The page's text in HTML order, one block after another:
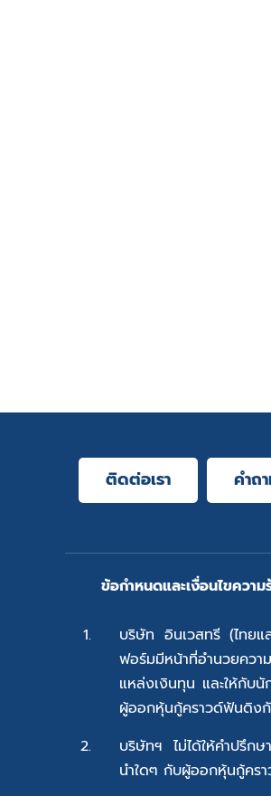
ติดต่อเรา คำถ
ข้อกำหนดและเงื่อนไขควา
บริษัท อินเวสทรี (ไทย
ฟอร์มมีหน้าที่อำนวยควา
แหล่งเงินทุน และให้กับนั
ผู้ออกหุ้นกู้คราวด์ฟันดิง
บริษัทฯ ไม่ได้ให้คำปรึกษ
นำใดๆ กับผู้ออกหุ้นกู้คร